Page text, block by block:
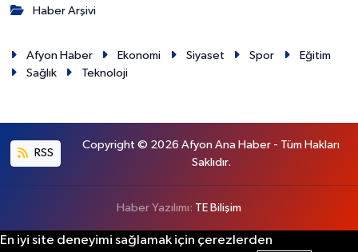
Haber Arşivi
Afyon Haber Ekonomi Siyaset Spor
Eğitim
Sağlık
Teknoloji
RSS
Copyright © 2026 Afyon Ana Haber - Tüm Hakları
Saklıdır.
Haber Yazılımı: TE Bilişim
En iyi site deneyimi sağlamak için çerezlerden